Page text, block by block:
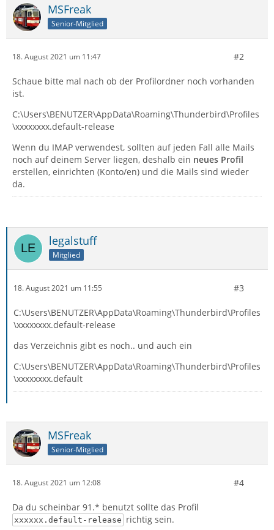
MSFreak
Senior-Mitglied
18. August 2021 um 11:47 #2
Schaue bitte mal nach ob der Profilordner noch vorhanden
ist.
C:\Users\BENUTZER\AppData\Roaming\Thunderbird\Profiles
\xxxxxxxx.default-release
Wenn du IMAP verwendest, sollten auf jeden Fall alle Mails
noch auf deinem Server liegen, deshalb ein neues Profil
erstellen, einrichten (Konto/en) und die Mails sind wieder
da.
legalstuff
Mitglied
18. August 2021 um 11:55 #3
C:\Users\BENUTZER\AppData\Roaming\Thunderbird\Profiles
\xxxxxxxx.default-release
das Verzeichnis gibt es noch.. und auch ein
C:\Users\BENUTZER\AppData\Roaming\Thunderbird\Profiles
\xxxxxxxx.default
MSFreak
Senior-Mitglied
18. August 2021 um 12:08 #4
Da du scheinbar 91.* benutzt sollte das Profil
xxxxxx.default-release richtig sein.